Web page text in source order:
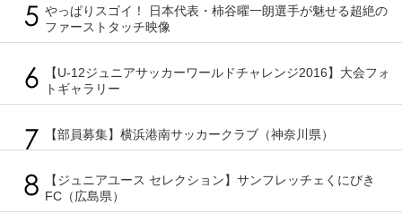
やっぱりスゴイ！ 日本代表・柿谷曜一朗選手が魅せる超絶の
ファーストタッチ映像
【U-12ジュニアサッカーワールドチャレンジ2016】大会フォ
トギャラリー
【部員募集】横浜港南サッカークラブ（神奈川県）
【ジュニアユース セレクション】サンフレッチェくにびき
FC（広島県）